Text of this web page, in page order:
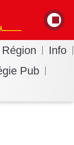
Région
Info
Pub